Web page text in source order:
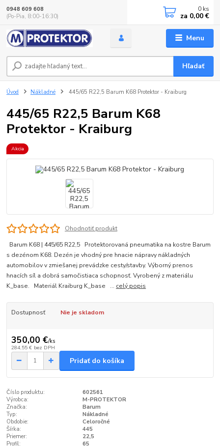
Menu
Hľadať
0948 609 608
(Po-Pia, 8:00-16:30)
0 ks
za 0,00 €
Úvod Nákladné 445/65 R22,5 Barum K68 Protektor - Kraiburg
445/65 R22,5 Barum K68
Protektor - Kraiburg
Akcia
Ohodnotiť produkt
Barum K68 | 445/65 R22,5 Protektorovaná pneumatika na kostre Barum
s dezénom K68. Dezén je vhodný pre hnacie nápravy nákladných
automobilov v zmiešanej prevádzke cesty/stavby. Výborný prenos
hnacích síl a dobrá samočistiaca schopnosť. Vyrobený z materiálu
K_base. Materiál Kraiburg K_base ... celý popis
Dostupnosť Nie je skladom
350,00 €/ks
284,55 € bez DPH
Pridať do košíka
Číslo produktu:
602561
Výrobca:
M-PROTEKTOR
Značka:
Barum
Typ:
Nákladné
Obdobie:
Celoročné
Šírka:
445
Priemer:
22,5
Profil:
65